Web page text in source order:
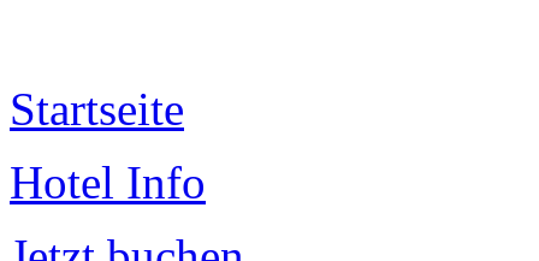
Startseite
Hotel Info